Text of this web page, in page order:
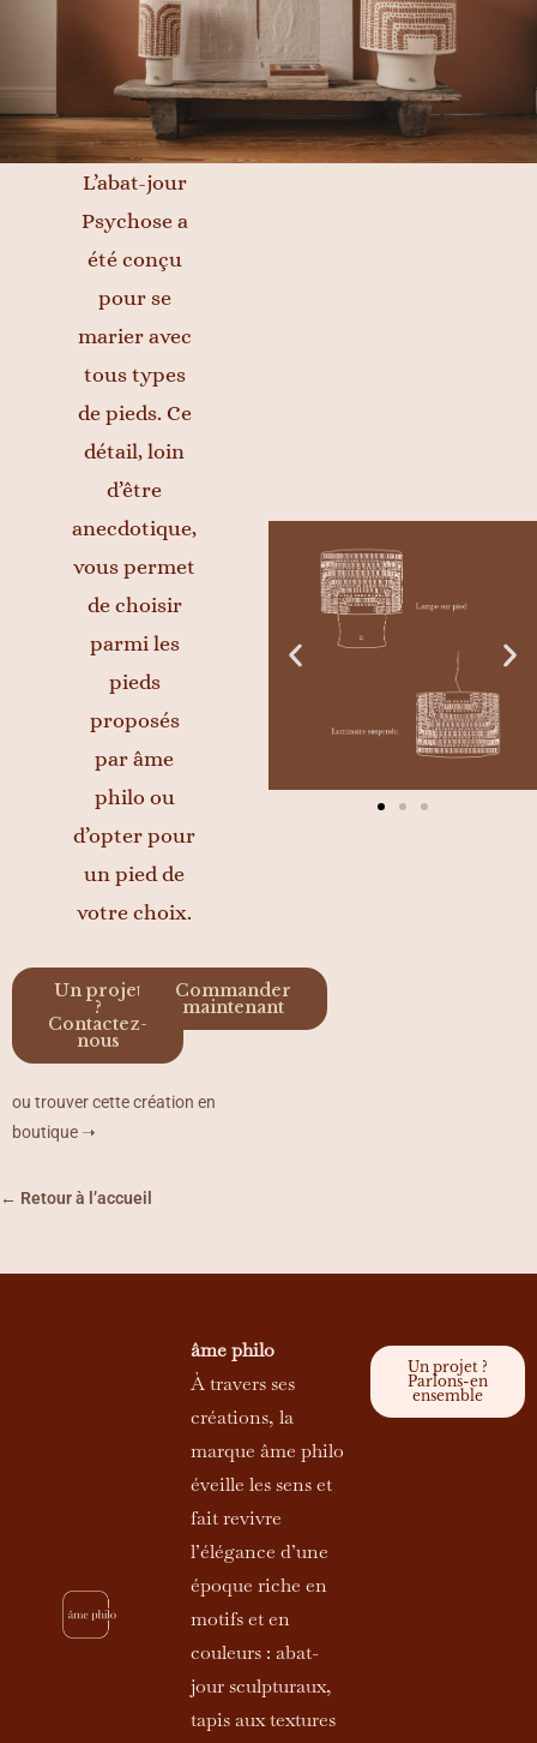
L’abat-jour
Psychose a
été conçu
pour se
marier avec
tous types
de pieds. Ce
détail, loin
d’être
anecdotique,
vous permet
de choisir
parmi les
pieds
proposés
par âme
philo ou
d’opter pour
un pied de
votre choix.
Un projet
?
Contactez-
nous
Commander
maintenant
ou trouver cette création en
boutique ➝
← Retour à l’accueil
âme philo
À travers ses
créations, la
marque âme philo
éveille les sens et
fait revivre
l’élégance d’une
époque riche en
motifs et en
couleurs : abat-
jour sculpturaux,
tapis aux textures
Un projet ?
Parlons-en
ensemble